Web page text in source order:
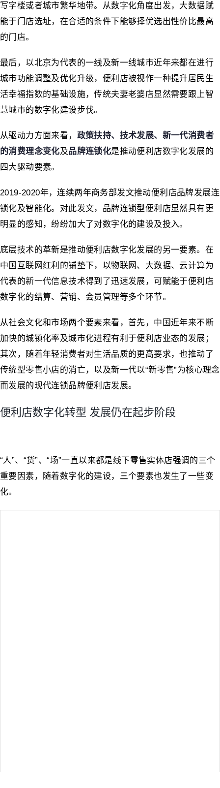
写字楼或者城市繁华地带。从数字化角度出发，大数据赋
能于门店选址，在合适的条件下能够择优选出性价比最高
的门店。
最后，以北京为代表的一线及新一线城市近年来都在进行
城市功能调整及优化升级，便利店被视作一种提升居民生
活幸福指数的基础设施，传统夫妻老婆店显然需要跟上智
慧城市的数字化建设步伐。
从驱动力方面来看， 政策扶持、技术发展、新一代消费者
的消费理念变化及品牌连锁化是推动便利店数字化发展的
四大驱动要素。
2019-2020年，连续两年商务部发文推动便利店品牌发展连
锁化及智能化。对此发文，品牌连锁型便利店显然具有更
明显的感知，纷纷加大了对数字化的建设及投入。
底层技术的革新是推动便利店数字化发展的另一要素。在
中国互联网红利的铺垫下，以物联网、大数据、云计算为
代表的新一代信息技术得到了迅速发展，可赋能于便利店
数字化的结算、营销、会员管理等多个环节。
从社会文化和市场两个要素来看，首先，中国近年来不断
加快的城镇化率及城市化进程有利于便利店业态的发展；
其次，随着年轻消费者对生活品质的更高要求，也推动了
传统型零售小店的消亡，以及新一代以“新零售”为核心理念
而发展的现代连锁品牌便利店发展。
便利店数字化转型 发展仍在起步阶段
“人”、“货”、“场”一直以来都是线下零售实体店强调的三个
重要因素，随着数字化的建设，三个要素也发生了一些变
化。